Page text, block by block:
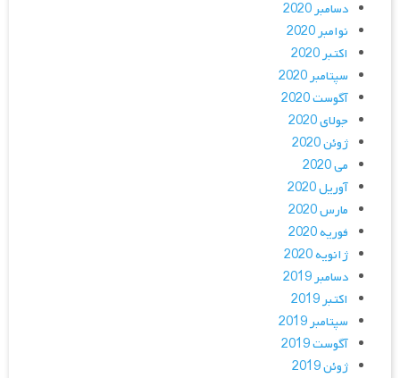
دسامبر 2020
نوامبر 2020
اکتبر 2020
سپتامبر 2020
آگوست 2020
جولای 2020
ژوئن 2020
می 2020
آوریل 2020
مارس 2020
فوریه 2020
ژانویه 2020
دسامبر 2019
اکتبر 2019
سپتامبر 2019
آگوست 2019
ژوئن 2019